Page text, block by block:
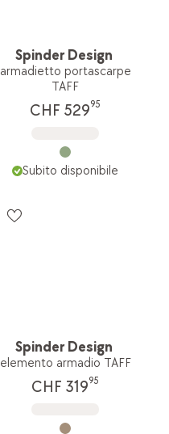
Spinder Design
armadietto portascarpe
TAFF
CHF 52995
Subito disponibile
Spinder Design
elemento armadio TAFF
CHF 31995